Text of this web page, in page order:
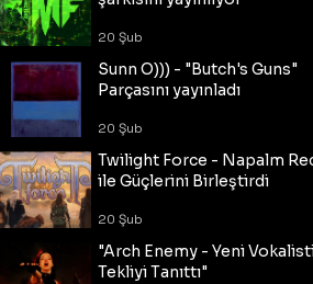
20 Şub
Sunn O))) - "Butch's Guns"
Parçasını yayınladı
20 Şub
Twilight Force - Napalm
ile Güçlerini Birleştirdi
20 Şub
"Arch Enemy - Yeni
Tekliyi Tanıttı"